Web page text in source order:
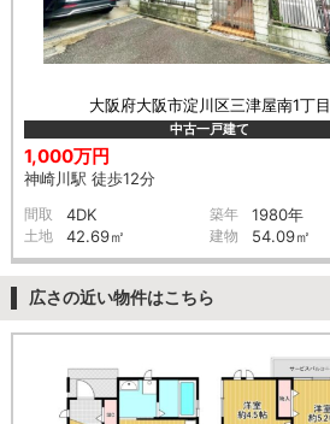
大阪府大阪市淀川区三津屋南1丁目
中古一戸建て
1,000万円
神崎川駅 徒歩12分
間取 4DK 築年 1980年
土地 42.69㎡ 建物 54.09㎡
広さの近い物件はこちら